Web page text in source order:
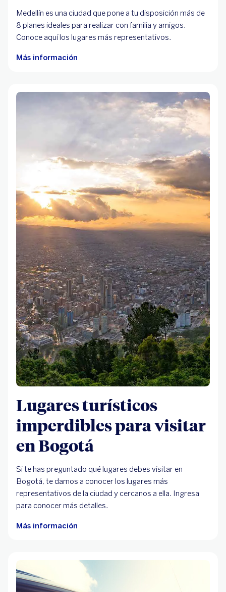
Medellín es una ciudad que pone a tu disposición más de
8 planes ideales para realizar con familia y amigos.
Conoce aquí los lugares más representativos.
Más información
Lugares turísticos
imperdibles para visitar
en Bogotá
Si te has preguntado qué lugares debes visitar en
Bogotá, te damos a conocer los lugares más
representativos de la ciudad y cercanos a ella. Ingresa
para conocer más detalles.
Más información